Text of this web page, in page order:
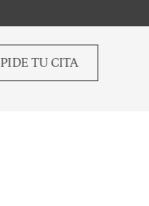
PIDE TU CITA